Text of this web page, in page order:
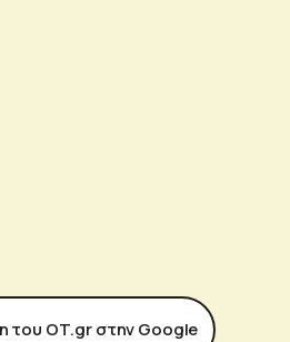
του ΟΤ.gr στην Google